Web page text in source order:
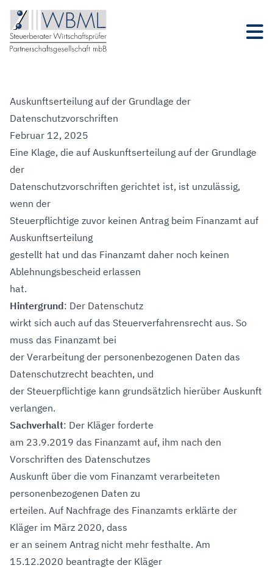
Auskunftserteilung auf der Grundlage der
Datenschutzvorschriften
Februar 12, 2025
Eine Klage, die auf Auskunftserteilung auf der Grundlage
der
Datenschutzvorschriften gerichtet ist, ist unzulässig,
wenn der
Steuerpflichtige zuvor keinen Antrag beim Finanzamt auf
Auskunftserteilung
gestellt hat und das Finanzamt daher noch keinen
Ablehnungsbescheid erlassen
hat.
Hintergrund: Der Datenschutz
wirkt sich auch auf das Steuerverfahrensrecht aus. So
muss das Finanzamt bei
der Verarbeitung der personenbezogenen Daten das
Datenschutzrecht beachten, und
der Steuerpflichtige kann grundsätzlich hierüber Auskunft
verlangen.
Sachverhalt: Der Kläger forderte
am 23.9.2019 das Finanzamt auf, ihm nach den
Vorschriften des Datenschutzes
Auskunft über die vom Finanzamt verarbeiteten
personenbezogenen Daten zu
erteilen. Auf Nachfrage des Finanzamts erklärte der
Kläger im März 2020, dass
er an seinem Antrag nicht mehr festhalte. Am
15.12.2020 beantragte der Kläger